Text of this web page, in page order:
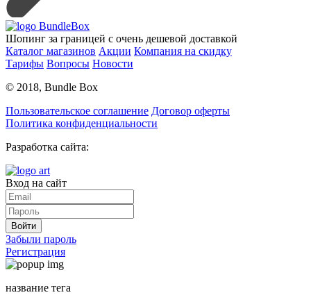
Шопинг за границей с очень дешевой доставкой
Каталог магазинов Акции Компания на скидку
Тарифы Вопросы Новости
© 2018, Bundle Box
Пользовательское соглашение Договор оферты
Политика конфиденциальности
Разработка сайта:
Вход на сайт
Войти
Забыли пароль
Регистрация
название тега